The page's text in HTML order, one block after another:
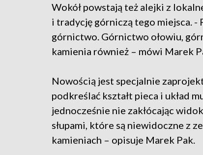
Wokół powstają też alejki z
i tradycję górniczą tego miejsca. -
górnictwo. Górnictwo ołowiu,
kamienia również – mówi Marek
Nowością jest specjalnie
podkreślać kształt pieca i układ
jednocześnie nie zakłócając
słupami, które są niewidoczne z
kamieniach – opisuje Marek Pak.